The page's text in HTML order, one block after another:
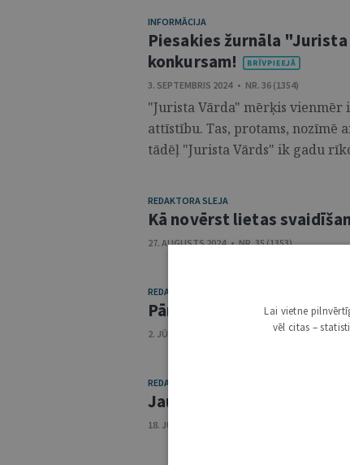
INFORMĀCIJA
Piesakies žurnāla
konkursam!
3. SEPTEMBRIS 2024 • NR. 36 (1354)
"Jurista Vārda" mērķis vienmēr
attīstību. Tas, protams, nozīmē
tādēļ "Jurista Vārds" ik gadu
REDAKTORA SLEJA
Kā novērst lietas
27. AUGUSTS 2024 • NR. 35 (1353)
REDAKTORA SLEJA
Pārbaudījumi, kam nevar
2. JŪLIJS 2024 • NR. 27 (1345)
REDAKTORA SLEJA
Jaunas tēmas "Jurista
18. JŪNIJS 2024 • NR. 25/26 (1343/1344)
Lai vietne
vēl citas –